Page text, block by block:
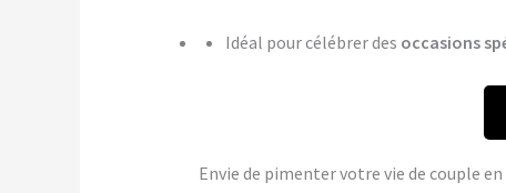
Idéal pour célébrer des occasions
Envie de pimenter votre vie de couple